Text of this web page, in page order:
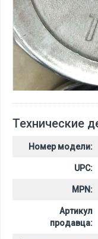
Технические
Номер модели:
UPC:
MPN:
Артикул
продавца: